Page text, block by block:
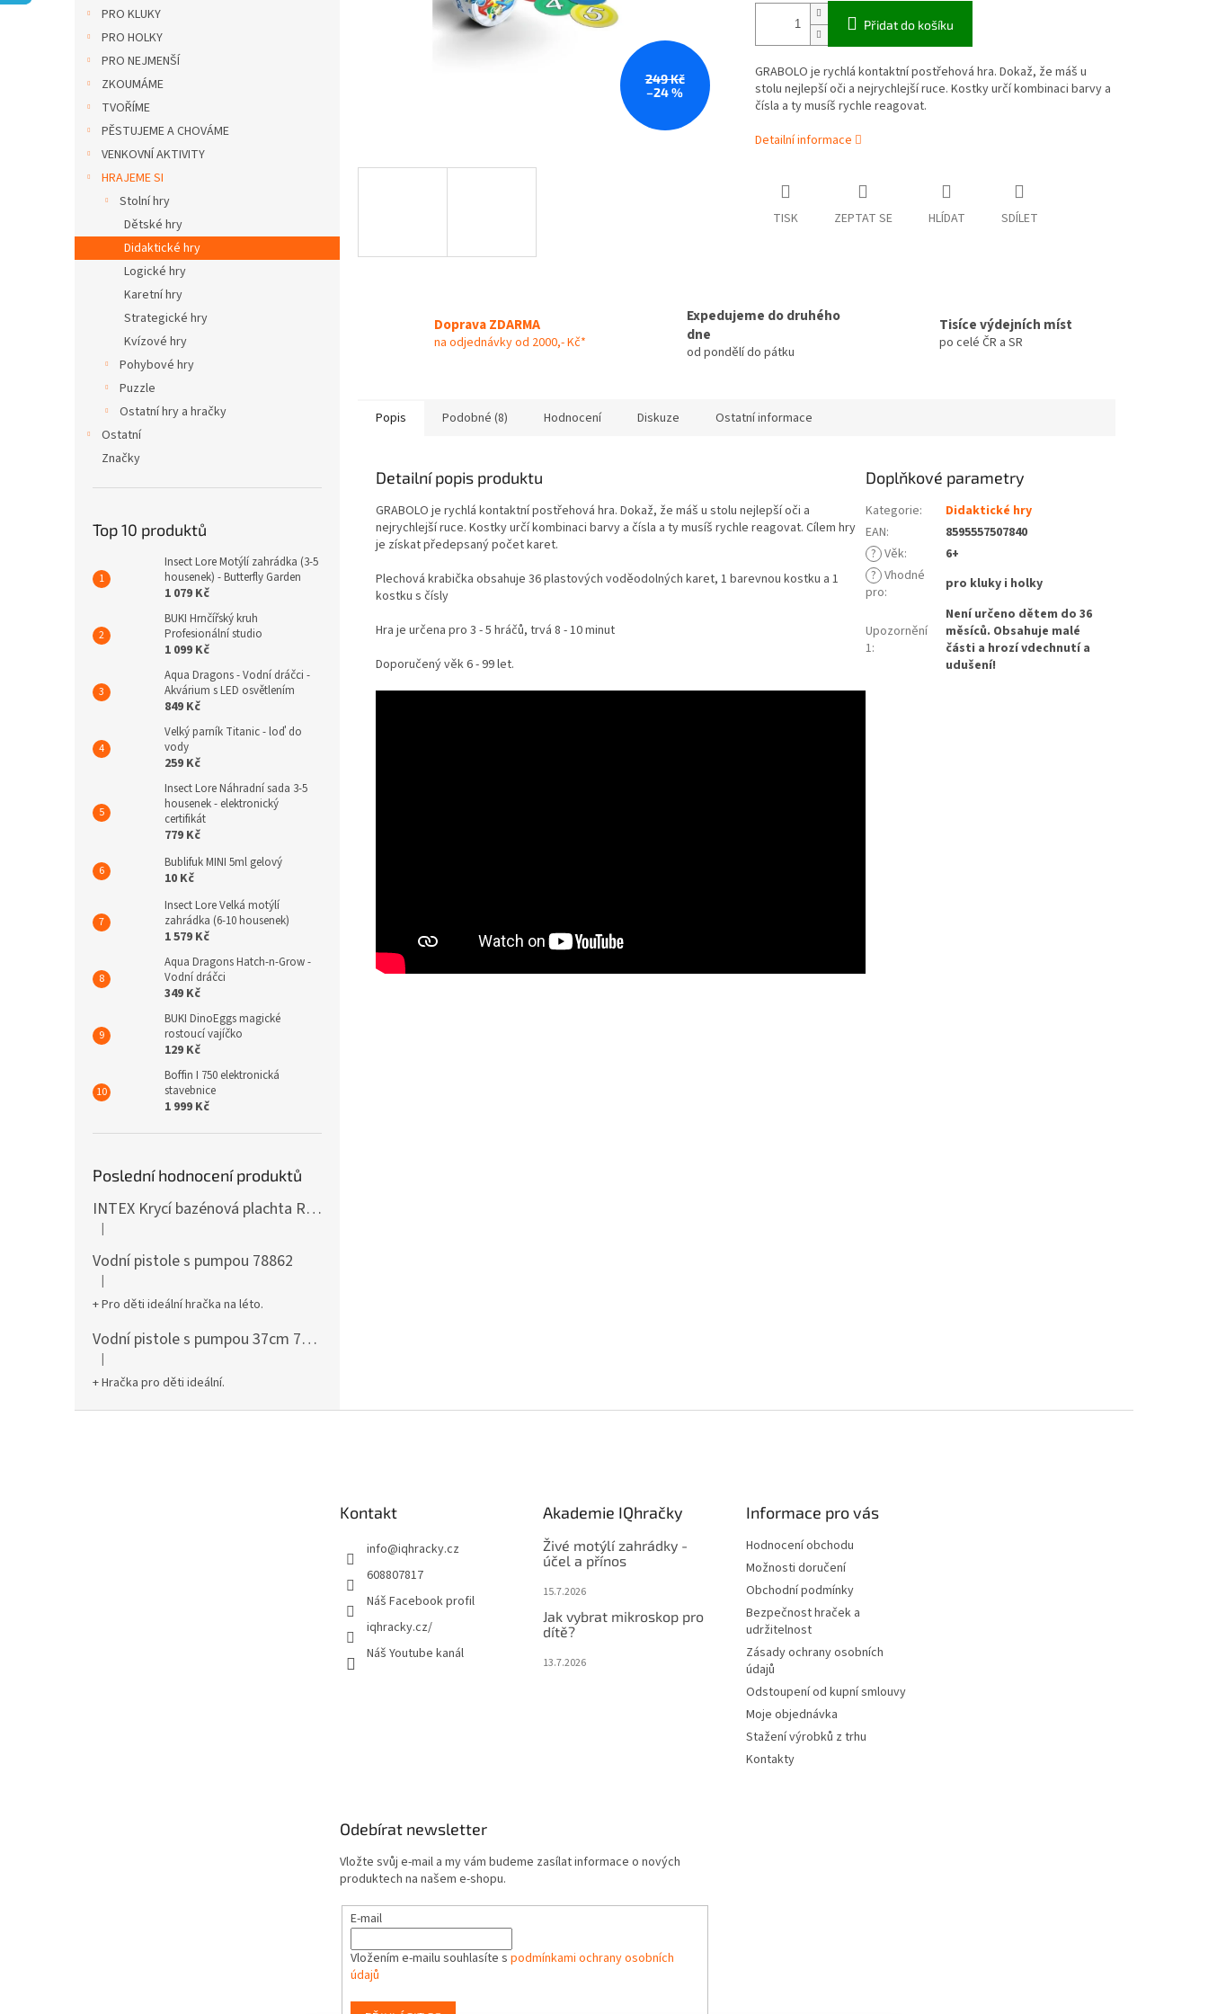
PRO KLUKY
PRO HOLKY
PRO NEJMENŠÍ
ZKOUMÁME
TVOŘÍME
PĚSTUJEME A CHOVÁME
VENKOVNÍ AKTIVITY
HRAJEME SI
Stolní hry
Dětské hry
Didaktické hry
Logické hry
Karetní hry
Strategické hry
Kvízové hry
Pohybové hry
Puzzle
Ostatní hry a hračky
Ostatní
Značky
Top 10 produktů
Insect Lore Motýlí zahrádka (3-5
housenek) - Butterfly Garden
1 079 Kč
BUKI Hrnčířský kruh
Profesionální studio
1 099 Kč
Aqua Dragons - Vodní dráčci -
Akvárium s LED osvětlením
849 Kč
Velký parník Titanic - loď do
vody
259 Kč
Insect Lore Náhradní sada 3-5
housenek - elektronický
certifikát
779 Kč
Bublifuk MINI 5ml gelový
10 Kč
Insect Lore Velká motýlí
zahrádka (6-10 housenek)
1 579 Kč
Aqua Dragons Hatch-n-Grow -
Vodní dráčci
349 Kč
BUKI DinoEggs magické
rostoucí vajíčko
129 Kč
Boffin I 750 elektronická
stavebnice
1 999 Kč
Poslední hodnocení produktů
INTEX Krycí bazénová plachta Round 305cm 28030
Hodnocení produktu je 5 z 5 hvězdiček.
|
Vodní pistole s pumpou 78862
Hodnocení produktu je 5 z 5 hvězdiček.
|
+ Pro děti ideální hračka na léto.
Vodní pistole s pumpou 37cm 78961
Hodnocení produktu je 5 z 5 hvězdiček.
|
+ Hračka pro děti ideální.
249 Kč
–24 %
Přidat do košíku
GRABOLO je rychlá kontaktní postřehová hra. Dokaž, že máš u
stolu nejlepší oči a nejrychlejší ruce. Kostky určí kombinaci barvy a
čísla a ty musíš rychle reagovat.
Detailní informace
TISK ZEPTAT SE HLÍDAT SDÍLET
Doprava ZDARMA
na odjednávky od 2000,- Kč*
Expedujeme do druhého
dne
od pondělí do pátku
Tisíce výdejních míst
po celé ČR a SR
Popis Podobné (8) Hodnocení Diskuze Ostatní informace
Detailní popis produktu
GRABOLO je rychlá kontaktní postřehová hra. Dokaž, že máš u stolu nejlepší oči a
nejrychlejší ruce. Kostky určí kombinaci barvy a čísla a ty musíš rychle reagovat. Cílem hry
je získat předepsaný počet karet.
Plechová krabička obsahuje 36 plastových voděodolných karet, 1 barevnou kostku a 1
kostku s čísly
Hra je určena pro 3 - 5 hráčů, trvá 8 - 10 minut
Doporučený věk 6 - 99 let.
Doplňkové parametry
Kategorie:
Didaktické hry
EAN:
8595557507840
? Věk:
6+
? Vhodné
pro: pro kluky i holky
Upozornění
1:
Není určeno dětem do 36
měsíců. Obsahuje malé
části a hrozí vdechnutí a
udušení!
Kontakt
info@iqhracky.cz
608807817
Náš Facebook profil
iqhracky.cz/
Náš Youtube kanál
Akademie IQhračky
Živé motýlí zahrádky -
účel a přínos
15.7.2026
Jak vybrat mikroskop pro
dítě?
13.7.2026
Informace pro vás
Hodnocení obchodu
Možnosti doručení
Obchodní podmínky
Bezpečnost hraček a
udržitelnost
Zásady ochrany osobních
údajů
Odstoupení od kupní smlouvy
Moje objednávka
Stažení výrobků z trhu
Kontakty
Odebírat newsletter
Vložte svůj e-mail a my vám budeme zasílat informace o nových
produktech na našem e-shopu.
E-mail
Vložením e-mailu souhlasíte s podmínkami ochrany osobních
údajů